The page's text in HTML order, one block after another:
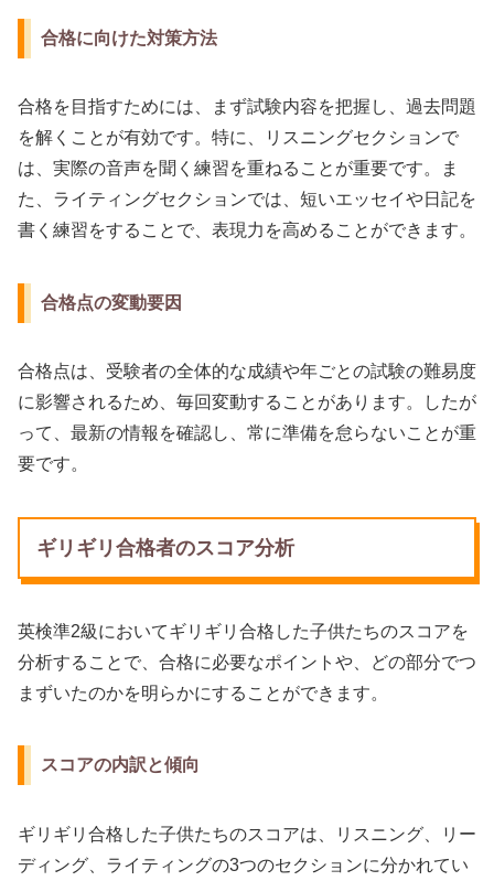
合格に向けた対策方法
合格を目指すためには、まず試験内容を把握し、過去問題
を解くことが有効です。特に、リスニングセクションで
は、実際の音声を聞く練習を重ねることが重要です。ま
た、ライティングセクションでは、短いエッセイや日記を
書く練習をすることで、表現力を高めることができます。
合格点の変動要因
合格点は、受験者の全体的な成績や年ごとの試験の難易度
に影響されるため、毎回変動することがあります。したが
って、最新の情報を確認し、常に準備を怠らないことが重
要です。
ギリギリ合格者のスコア分析
英検準2級においてギリギリ合格した子供たちのスコアを
分析することで、合格に必要なポイントや、どの部分でつ
まずいたのかを明らかにすることができます。
スコアの内訳と傾向
ギリギリ合格した子供たちのスコアは、リスニング、リー
ディング、ライティングの3つのセクションに分かれてい